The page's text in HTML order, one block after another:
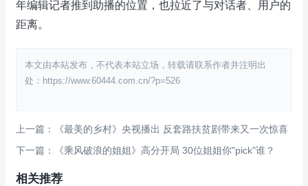
年编辑记者推到助播的位置，也拉近了与对话者、用户的
距离。
本文由本站发布，不代表本站立场，转载请联系作者并注明出
处：https://www.60444.com.cn/?p=526
上一篇：《最美的乡村》央视播出 反套路扶贫剧带来又一次惊喜
下一篇：《乘风破浪的姐姐》高分开局 30位姐姐你"pick"谁？
相关推荐